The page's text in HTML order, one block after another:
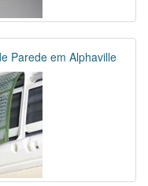
Parede em Alphaville